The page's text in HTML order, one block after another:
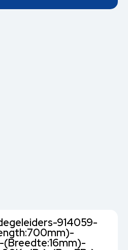
914059-